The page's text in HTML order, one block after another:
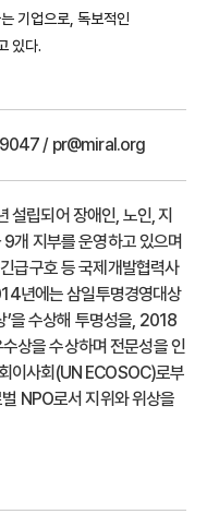
기업으로, 독보적인
있다.
/ pr@miral.org
립되어 장애인, 노인, 지
개 지부를 운영하고 있으며
급구호 등 국제개발협력사
년에는 삼일투명경영대상
’을 수상해 투명성을, 2018
상을 수상하며 전문성을 인
이사회(UN ECOSOC)로부
벌 NPO로서 지위와 위상을